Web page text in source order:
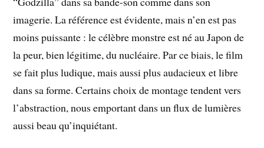
imagerie. La référence est évidente, mais n’en est pas
moins puissante : le célèbre monstre est né au Japon de
la peur, bien légitime, du nucléaire. Par ce biais, le film
se fait plus ludique, mais aussi plus audacieux et libre
dans sa forme. Certains choix de montage tendent vers
l’abstraction, nous emportant dans un flux de lumières
aussi beau qu’inquiétant.